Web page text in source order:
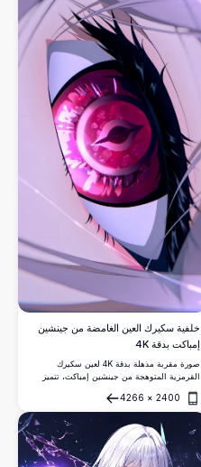
خلفية سكيرك العين الغامضة من جينشين
إمباكت بدقة 4K
صورة مقربة مذهلة بدقة 4K لعين سكيرك
القرمزية المتوهجة من جينشين إمباكت، تتميز
الكريستال. فن أنيمي بدقة فائقة الوضوح مثالي
لخلفيات سطح المكتب والجوال.
2400
×
4266
فتح